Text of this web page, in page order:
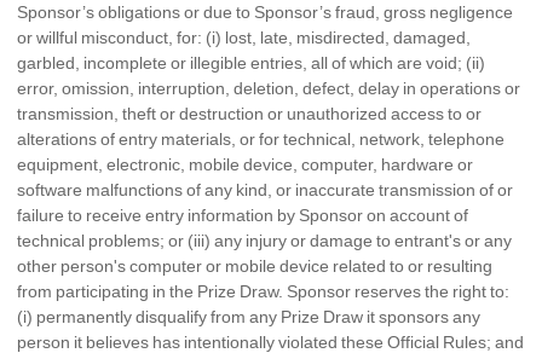
Sponsor’s obligations or due to Sponsor’s fraud, gross negligence
or willful misconduct, for: (i) lost, late, misdirected, damaged,
garbled, incomplete or illegible entries, all of which are void; (ii)
error, omission, interruption, deletion, defect, delay in operations or
transmission, theft or destruction or unauthorized access to or
alterations of entry materials, or for technical, network, telephone
equipment, electronic, mobile device, computer, hardware or
software malfunctions of any kind, or inaccurate transmission of or
failure to receive entry information by Sponsor on account of
technical problems; or (iii) any injury or damage to entrant's or any
other person's computer or mobile device related to or resulting
from participating in the Prize Draw. Sponsor reserves the right to:
(i) permanently disqualify from any Prize Draw it sponsors any
person it believes has intentionally violated these Official Rules; and